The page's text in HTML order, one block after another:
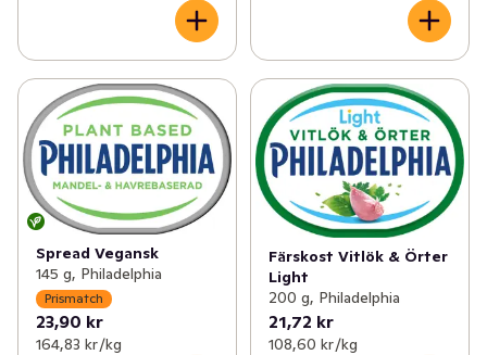
Spread Vegansk
145 g, Philadelphia
Prismatch
23,90 kr
164,83 kr /kg
Färskost Vitlök & Örter
Light
200 g, Philadelphia
21,72 kr
108,60 kr /kg